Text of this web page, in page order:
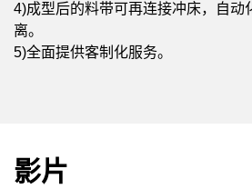
4)成型后的料带可再连接冲床，自动
离。
5)全面提供客制化服务。
影片